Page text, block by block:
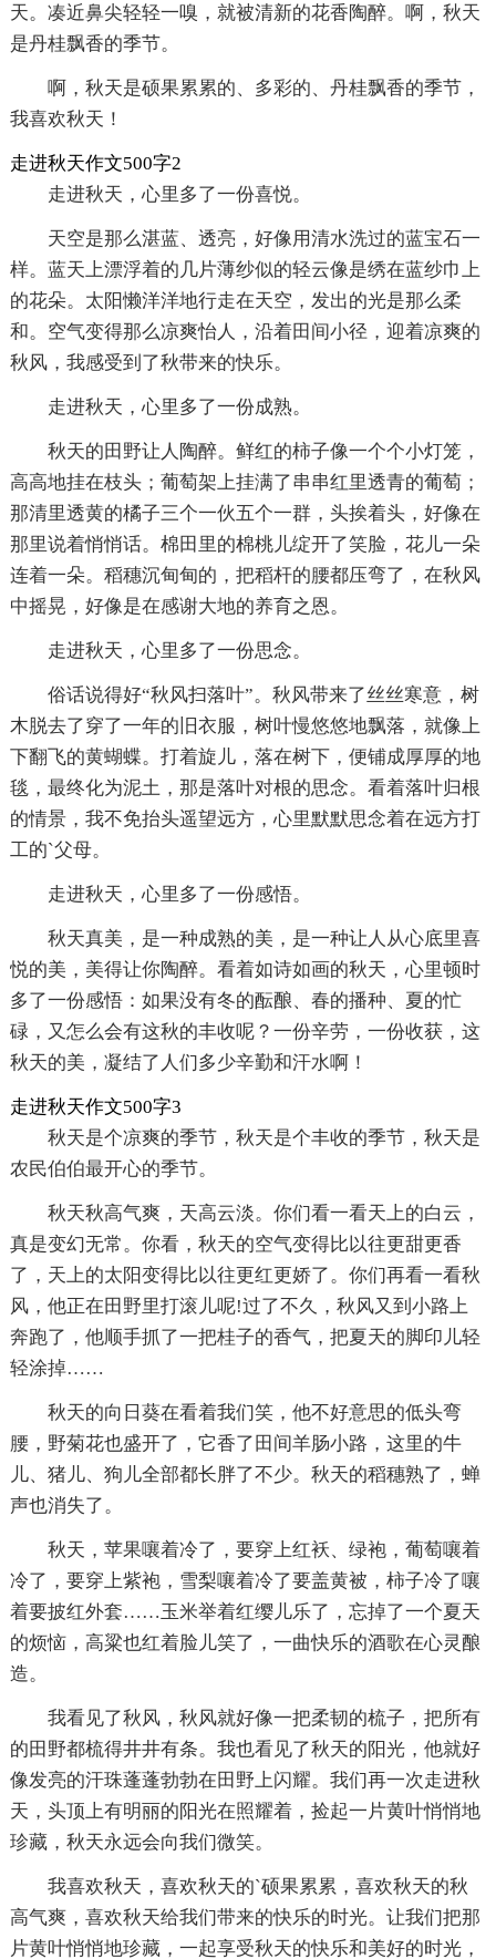
天。凑近鼻尖轻轻一嗅，就被清新的花香陶醉。啊，秋天
是丹桂飘香的季节。
啊，秋天是硕果累累的、多彩的、丹桂飘香的季节，
我喜欢秋天！
走进秋天作文500字2
走进秋天，心里多了一份喜悦。
天空是那么湛蓝、透亮，好像用清水洗过的蓝宝石一
样。蓝天上漂浮着的几片薄纱似的轻云像是绣在蓝纱巾上
的花朵。太阳懒洋洋地行走在天空，发出的光是那么柔
和。空气变得那么凉爽怡人，沿着田间小径，迎着凉爽的
秋风，我感受到了秋带来的快乐。
走进秋天，心里多了一份成熟。
秋天的田野让人陶醉。鲜红的柿子像一个个小灯笼，
高高地挂在枝头；葡萄架上挂满了串串红里透青的葡萄；
那清里透黄的橘子三个一伙五个一群，头挨着头，好像在
那里说着悄悄话。棉田里的棉桃儿绽开了笑脸，花儿一朵
连着一朵。稻穗沉甸甸的，把稻杆的腰都压弯了，在秋风
中摇晃，好像是在感谢大地的养育之恩。
走进秋天，心里多了一份思念。
俗话说得好“秋风扫落叶”。秋风带来了丝丝寒意，树
木脱去了穿了一年的旧衣服，树叶慢悠悠地飘落，就像上
下翻飞的黄蝴蝶。打着旋儿，落在树下，便铺成厚厚的地
毯，最终化为泥土，那是落叶对根的思念。看着落叶归根
的情景，我不免抬头遥望远方，心里默默思念着在远方打
工的`父母。
走进秋天，心里多了一份感悟。
秋天真美，是一种成熟的美，是一种让人从心底里喜
悦的美，美得让你陶醉。看着如诗如画的秋天，心里顿时
多了一份感悟：如果没有冬的酝酿、春的播种、夏的忙
碌，又怎么会有这秋的丰收呢？一份辛劳，一份收获，这
秋天的美，凝结了人们多少辛勤和汗水啊！
走进秋天作文500字3
秋天是个凉爽的季节，秋天是个丰收的季节，秋天是
农民伯伯最开心的季节。
秋天秋高气爽，天高云淡。你们看一看天上的白云，
真是变幻无常。你看，秋天的空气变得比以往更甜更香
了，天上的太阳变得比以往更红更娇了。你们再看一看秋
风，他正在田野里打滚儿呢!过了不久，秋风又到小路上
奔跑了，他顺手抓了一把桂子的香气，把夏天的脚印儿轻
轻涂掉……
秋天的向日葵在看着我们笑，他不好意思的低头弯
腰，野菊花也盛开了，它香了田间羊肠小路，这里的牛
儿、猪儿、狗儿全部都长胖了不少。秋天的稻穗熟了，蝉
声也消失了。
秋天，苹果嚷着冷了，要穿上红袄、绿袍，葡萄嚷着
冷了，要穿上紫袍，雪梨嚷着冷了要盖黄被，柿子冷了嚷
着要披红外套……玉米举着红缨儿乐了，忘掉了一个夏天
的烦恼，高粱也红着脸儿笑了，一曲快乐的酒歌在心灵酿
造。
我看见了秋风，秋风就好像一把柔韧的梳子，把所有
的田野都梳得井井有条。我也看见了秋天的阳光，他就好
像发亮的汗珠蓬蓬勃勃在田野上闪耀。我们再一次走进秋
天，头顶上有明丽的阳光在照耀着，捡起一片黄叶悄悄地
珍藏，秋天永远会向我们微笑。
我喜欢秋天，喜欢秋天的`硕果累累，喜欢秋天的秋
高气爽，喜欢秋天给我们带来的快乐的时光。让我们把那
片黄叶悄悄地珍藏，一起享受秋天的快乐和美好的时光，